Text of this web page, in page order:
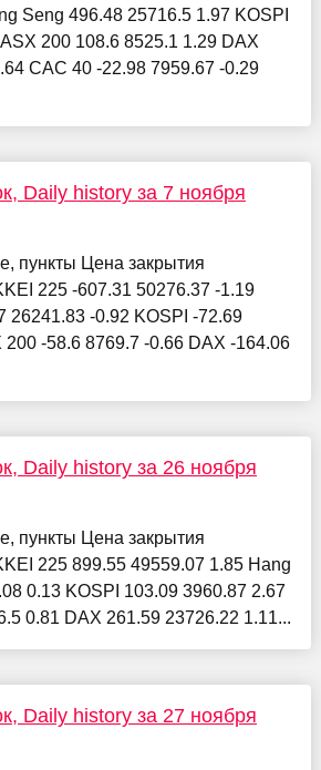
Seng 496.48 25716.5 1.97 KOSPI
200 108.6 8525.1 1.29 DAX
CAC 40 -22.98 7959.67 -0.29
Daily history за 7 ноября
пункты Цена закрытия
225 -607.31 50276.37 -1.19
26241.83 -0.92 KOSPI -72.69
-58.6 8769.7 -0.66 DAX -164.06
Daily history за 26 ноября
пункты Цена закрытия
225 899.55 49559.07 1.85 Hang
0.13 KOSPI 103.09 3960.87 2.67
0.81 DAX 261.59 23726.22 1.11...
Daily history за 27 ноября